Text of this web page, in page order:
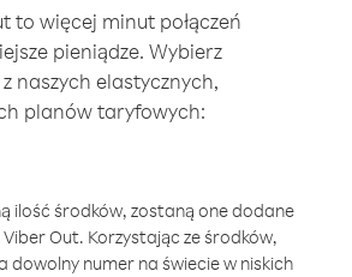
to więcej minut połączeń
pieniądze. Wybierz
naszych elastycznych,
planów taryfowych:
ilość środków, zostaną one dodane
Out. Korzystając ze środków,
dowolny numer na świecie w niskich